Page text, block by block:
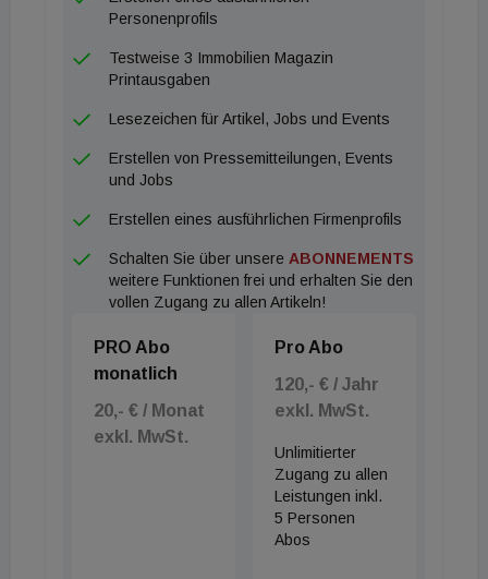
Hinweis auf die weiterhin hohe Aktivität im
europäischen Hotelmarkt. „Wir freuen uns sehr,
dass das MSCI Global Broker Ranking die
außergewöhnliche Leistung unseres Hotelteams im
Präsenz und unserer fundierten Fachkenntnisse in
unseren Kund:innen dabei zu helfen, sich in einem
sich schnell verändernden Marktumfeld
zurechtzufinden. Die Dynamik in ganz Europa ist
sich weiterhin darauf, die besten Ergebnisse für
unsere Kund:innen zu erzielen“, sagt Carine
Bonnejean, Managing Director – Hotels &
International bei Christie & Co.
Personenprofils
Testweise 3 Immobilien Magazin
Printausgaben
Lesezeichen für Artikel, Jobs und Events
Erstellen von Pressemitteilungen, Events
und Jobs
Erstellen eines ausführlichen Firmenprofils
Schalten Sie über unsere ABONNEMENTS
weitere Funktionen frei und erhalten Sie den
vollen Zugang zu allen Artikeln!
PRO Abo
monatlich
20,- € / Monat
exkl. MwSt.
Pro Abo
120,- € / Jahr
exkl. MwSt.
Unlimitierter
Zugang zu allen
Leistungen inkl.
5 Personen
Abos